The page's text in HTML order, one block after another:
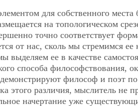
для собственного места
на топологическом
точно соответствует
от нас, сколь мы стремимся
ее в качестве
способа философствования,
демонстрируют философ и поэт
этого различия, мыслитель не
начертание уже